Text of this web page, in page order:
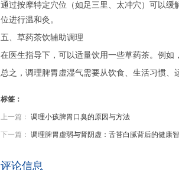
通过按摩特定穴位（如足三里、太冲穴）可以
位进行温和灸。
五、草药茶饮辅助调理
在医生指导下，可以适量饮用一些草药茶。例如
总之，调理脾胃虚湿气需要从饮食、生活习惯、
标签：
上一篇： 调理小孩脾胃口臭的原因与方法
下一篇： 调理脾胃虚弱与肾阴虚：舌苔白腻背后的健康
评论信息